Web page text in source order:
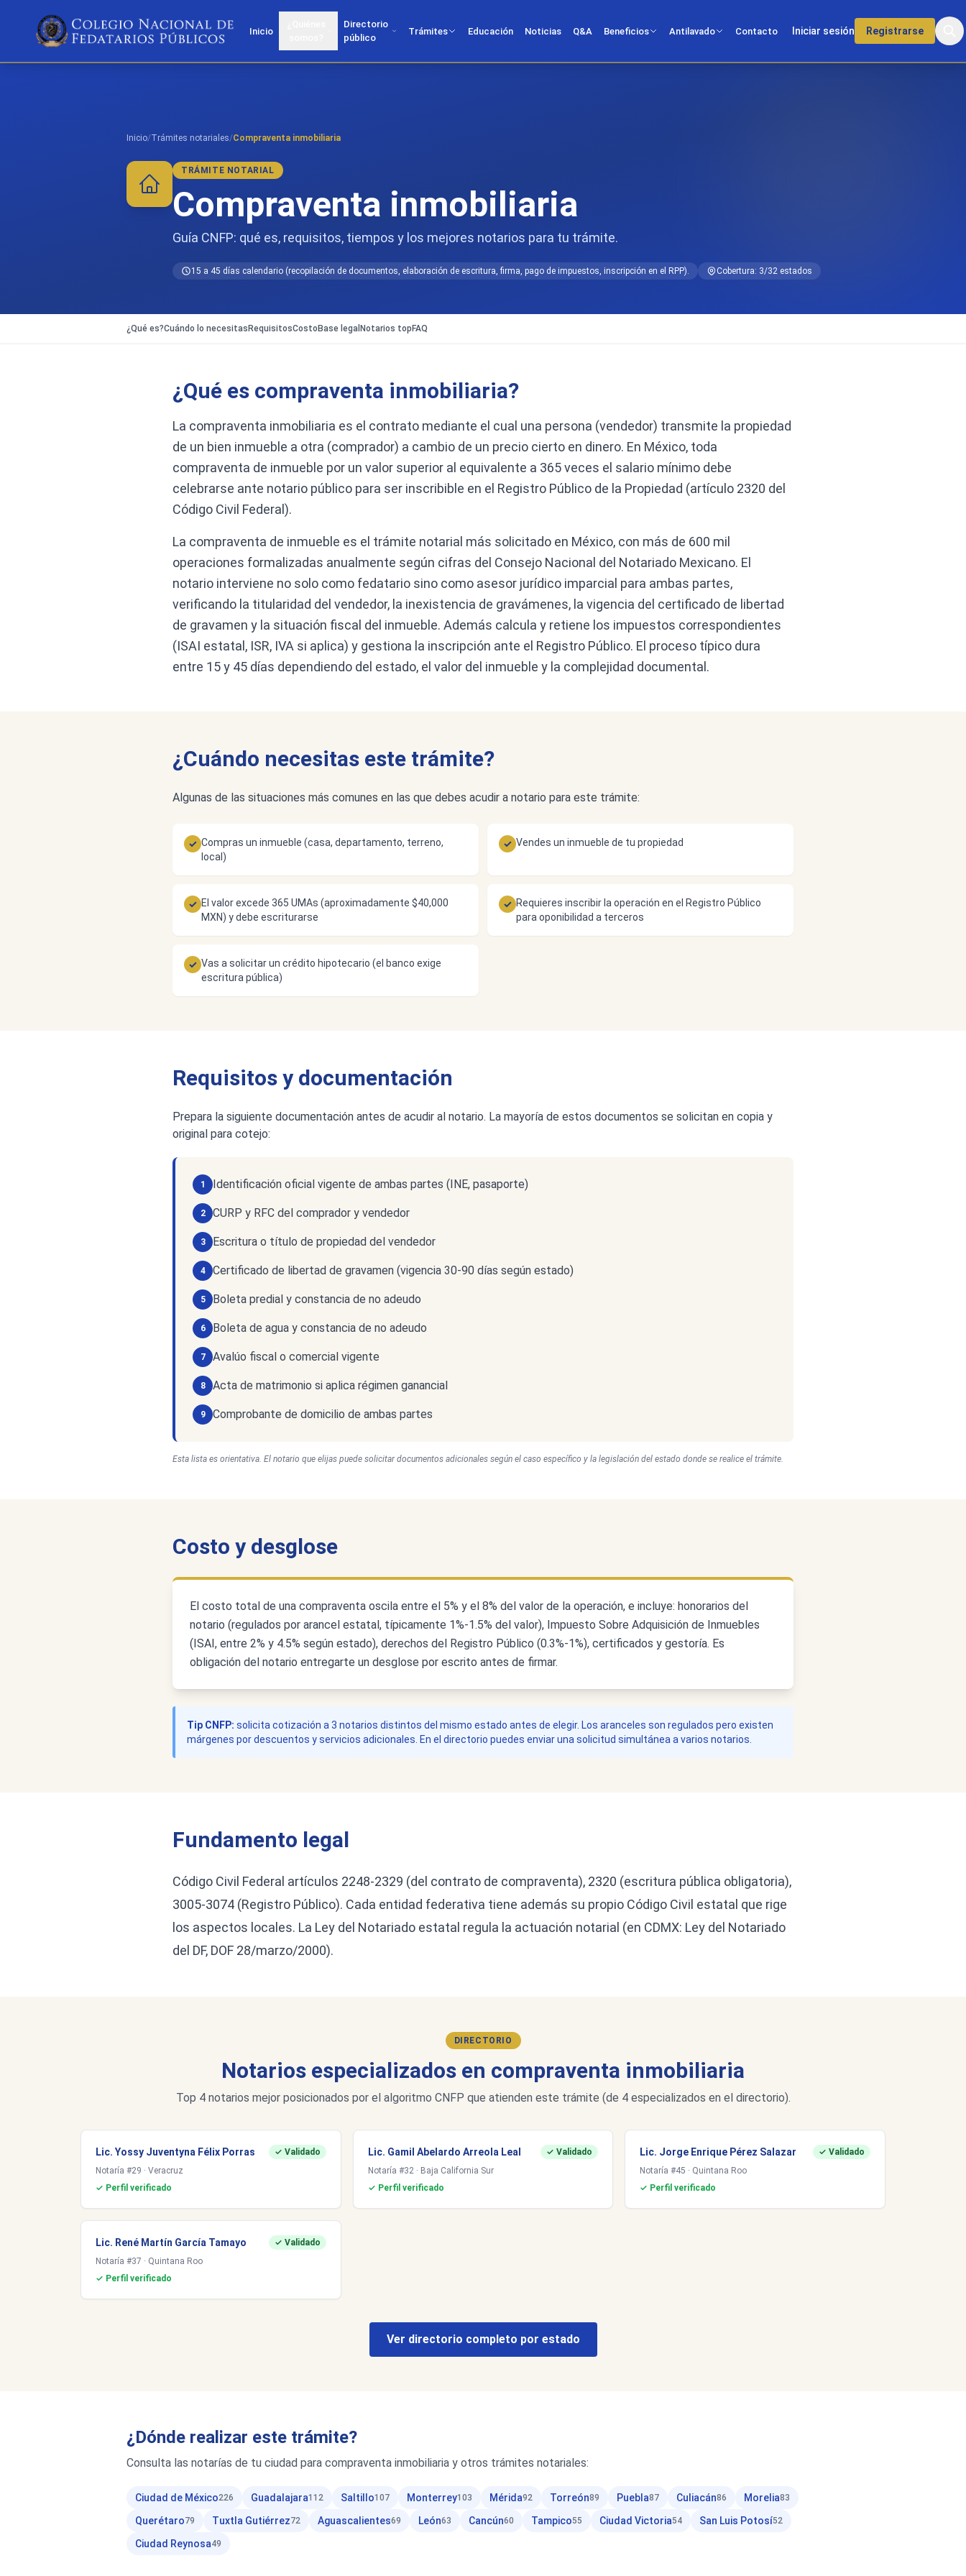
Inicio
Directorio
público
Trámites Educación Noticias Q&A Beneficios Antilavado Contacto Iniciar sesión Registrarse
Inicio/Trámites notariales/Compraventa inmobiliaria
TRÁMITE NOTARIAL
Compraventa inmobiliaria
Guía CNFP: qué es, requisitos, tiempos y los mejores notarios para tu trámite.
15 a 45 días calendario (recopilación de documentos, elaboración de escritura, firma, pago de impuestos, inscripción en el RPP). Cobertura: 3/32 estados
¿Qué es?Cuándo lo necesitas RequisitosCosto Base legal Notarios top FAQ
¿Qué es compraventa inmobiliaria?
La compraventa inmobiliaria es el contrato mediante el cual una persona (vendedor) transmite la propiedad
de un bien inmueble a otra (comprador) a cambio de un precio cierto en dinero. En México, toda
compraventa de inmueble por un valor superior al equivalente a 365 veces el salario mínimo debe
celebrarse ante notario público para ser inscribible en el Registro Público de la Propiedad (artículo 2320 del
Código Civil Federal).
La compraventa de inmueble es el trámite notarial más solicitado en México, con más de 600 mil
operaciones formalizadas anualmente según cifras del Consejo Nacional del Notariado Mexicano. El
notario interviene no solo como fedatario sino como asesor jurídico imparcial para ambas partes,
verificando la titularidad del vendedor, la inexistencia de gravámenes, la vigencia del certificado de libertad
de gravamen y la situación fiscal del inmueble. Además calcula y retiene los impuestos correspondientes
(ISAI estatal, ISR, IVA si aplica) y gestiona la inscripción ante el Registro Público. El proceso típico dura
entre 15 y 45 días dependiendo del estado, el valor del inmueble y la complejidad documental.
¿Cuándo necesitas este trámite?
Algunas de las situaciones más comunes en las que debes acudir a notario para este trámite:
✓ Compras un inmueble (casa, departamento, terreno,
local)
✓ Vendes un inmueble de tu propiedad
✓ El valor excede 365 UMAs (aproximadamente $40,000
MXN) y debe escriturarse
✓ Requieres inscribir la operación en el Registro Público
para oponibilidad a terceros
✓ Vas a solicitar un crédito hipotecario (el banco exige
escritura pública)
Requisitos y documentación
Prepara la siguiente documentación antes de acudir al notario. La mayoría de estos documentos se solicitan en copia y
original para cotejo:
1 Identificación oficial vigente de ambas partes (INE, pasaporte)
2 CURP y RFC del comprador y vendedor
3 Escritura o título de propiedad del vendedor
4 Certificado de libertad de gravamen (vigencia 30-90 días según estado)
5 Boleta predial y constancia de no adeudo
6 Boleta de agua y constancia de no adeudo
7 Avalúo fiscal o comercial vigente
8 Acta de matrimonio si aplica régimen ganancial
9 Comprobante de domicilio de ambas partes
Esta lista es orientativa. El notario que elijas puede solicitar documentos adicionales según el caso específico y la legislación del estado donde se realice el trámite.
Costo y desglose
El costo total de una compraventa oscila entre el 5% y el 8% del valor de la operación, e incluye: honorarios del
notario (regulados por arancel estatal, típicamente 1%-1.5% del valor), Impuesto Sobre Adquisición de Inmuebles
(ISAI, entre 2% y 4.5% según estado), derechos del Registro Público (0.3%-1%), certificados y gestoría. Es
obligación del notario entregarte un desglose por escrito antes de firmar.
Tip CNFP: solicita cotización a 3 notarios distintos del mismo estado antes de elegir. Los aranceles son regulados pero existen
márgenes por descuentos y servicios adicionales. En el directorio puedes enviar una solicitud simultánea a varios notarios.
Fundamento legal
Código Civil Federal artículos 2248-2329 (del contrato de compraventa), 2320 (escritura pública obligatoria),
3005-3074 (Registro Público). Cada entidad federativa tiene además su propio Código Civil estatal que rige
los aspectos locales. La Ley del Notariado estatal regula la actuación notarial (en CDMX: Ley del Notariado
del DF, DOF 28/marzo/2000).
DIRECTORIO
Notarios especializados en compraventa inmobiliaria
Top 4 notarios mejor posicionados por el algoritmo CNFP que atienden este trámite (de 4 especializados en el directorio).
Lic. Yossy Juventyna Félix Porras
✓ Validado
Notaría #29 · Veracruz
✓ Perfil verificado
Lic. Gamil Abelardo Arreola Leal
✓ Validado
Notaría #32 · Baja California Sur
✓ Perfil verificado
Lic. Jorge Enrique Pérez Salazar
✓ Validado
Notaría #45 · Quintana Roo
✓ Perfil verificado
Lic. René Martín García Tamayo
✓ Validado
Notaría #37 · Quintana Roo
✓ Perfil verificado
Ver directorio completo por estado
¿Dónde realizar este trámite?
Consulta las notarías de tu ciudad para compraventa inmobiliaria y otros trámites notariales:
Ciudad de México226 Guadalajara112 Saltillo107 Monterrey103 Mérida92 Torreón89 Puebla87 Culiacán86 Morelia83
Querétaro79 Tuxtla Gutiérrez72 Aguascalientes69 León63 Cancún60 Tampico55 Ciudad Victoria54 San Luis Potosí52
Ciudad Reynosa49